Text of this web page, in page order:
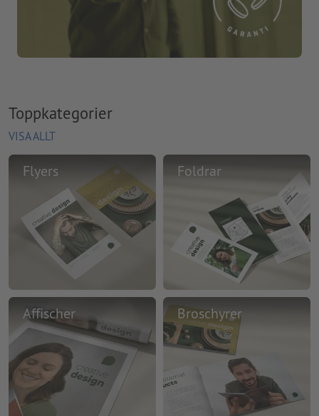
Toppkategorier
VISA ALLT
Flyers Foldrar
Affischer Broschyrer